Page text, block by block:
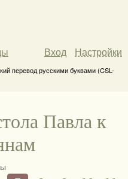
Вход Настройки
перевод русскими буквами (CSL-
Павла к